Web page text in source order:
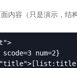
内容（只是演示，结
num=2}